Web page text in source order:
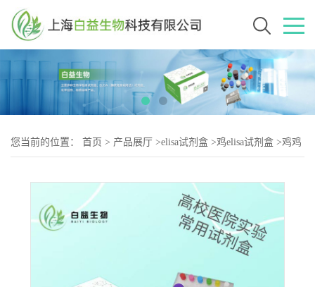
您当前的位置： 首页 > 产品展厅 >elisa试剂盒 >鸡elisa试剂盒 >鸡鸡